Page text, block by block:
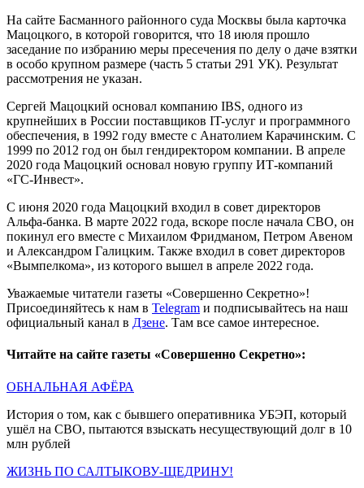
На сайте Басманного районного суда Москвы была карточка
Мацоцкого, в которой говорится, что 18 июля прошло
заседание по избранию меры пресечения по делу о даче взятки
в особо крупном размере (часть 5 статьи 291 УК). Результат
рассмотрения не указан.
Сергей Мацоцкий основал компанию IBS, одного из
крупнейших в России поставщиков IT-услуг и программного
обеспечения, в 1992 году вместе с Анатолием Карачинским. С
1999 по 2012 год он был гендиректором компании. В апреле
2020 года Мацоцкий основал новую группу ИТ-компаний
«ГС-Инвест».
С июня 2020 года Мацоцкий входил в совет директоров
Альфа-банка. В марте 2022 года, вскоре после начала СВО, он
покинул его вместе с Михаилом Фридманом, Петром Авеном
и Александром Галицким. Также входил в совет директоров
«Вымпелкома», из которого вышел в апреле 2022 года.
Уважаемые читатели газеты «Совершенно Секретно»!
Присоединяйтесь к нам в Telegram и подписывайтесь на наш
официальный канал в Дзене. Там все самое интересное.
Читайте на сайте газеты «Совершенно Секретно»:
ОБНАЛЬНАЯ АФЁРА
История о том, как с бывшего оперативника УБЭП, который
ушёл на СВО, пытаются взыскать несуществующий долг в 10
млн рублей
ЖИЗНЬ ПО САЛТЫКОВУ-ЩЕДРИНУ!